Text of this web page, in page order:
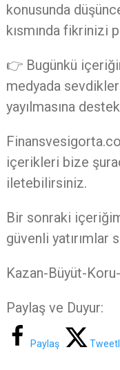
konusunda
kısmında fikrinizi
👉 Bugünkü
medyada
yayılmasına
içerikleri bize
iletebilirsiniz.
Bir sonraki
güvenli yatırımlar
Kazan-Büyüt-
Paylaş ve Duyur:
Paylaş